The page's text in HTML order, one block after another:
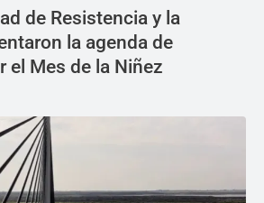
de Resistencia y la
la agenda de
el Mes de la Niñez